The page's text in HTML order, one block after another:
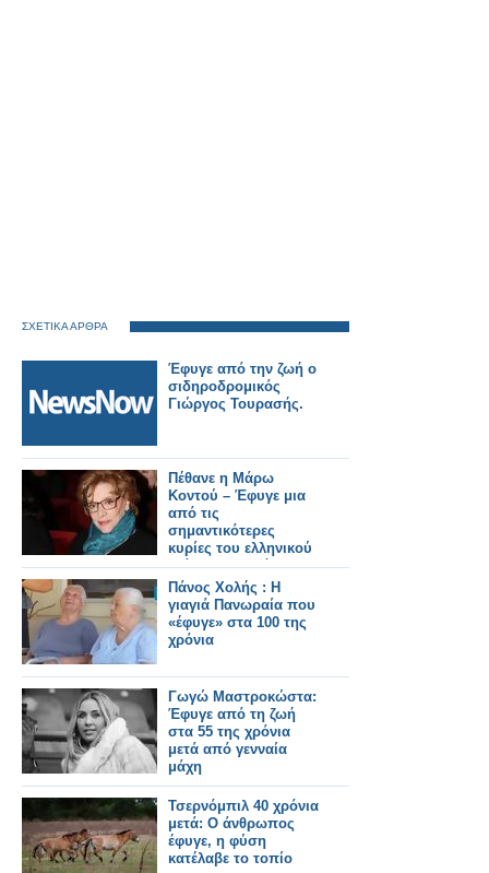
ΣΧΕΤΙΚΑ ΑΡΘΡΑ
Έφυγε από την ζωή ο
σιδηροδρομικός
Γιώργος Τουρασής.
Πέθανε η Μάρω
Κοντού – Έφυγε μια
από τις
σημαντικότερες
κυρίες του ελληνικού
θεάτρου, τηλεόρασης
και κινηματογράφου
Πάνος Χολής : Η
γιαγιά Πανωραία που
«έφυγε» στα 100 της
χρόνια
Γωγώ Μαστροκώστα:
Έφυγε από τη ζωή
στα 55 της χρόνια
μετά από γενναία
μάχη
Τσερνόμπιλ 40 χρόνια
μετά: Ο άνθρωπος
έφυγε, η φύση
κατέλαβε το τοπίο